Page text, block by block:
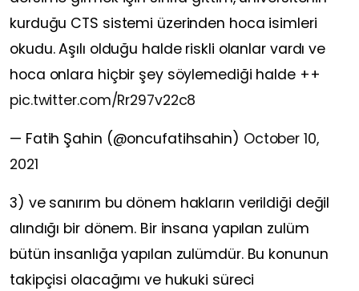
kurduğu CTS sistemi üzerinden hoca isimleri
okudu. Aşılı olduğu halde riskli olanlar vardı ve
hoca onlara hiçbir şey söylemediği halde ++
pic.twitter.com/Rr297v22c8
— Fatih Şahin (@oncufatihsahin) October 10,
2021
3) ve sanırım bu dönem hakların verildiği değil
alındığı bir dönem. Bir insana yapılan zulüm
bütün insanlığa yapılan zulümdür. Bu konunun
takipçisi olacağımı ve hukuki süreci